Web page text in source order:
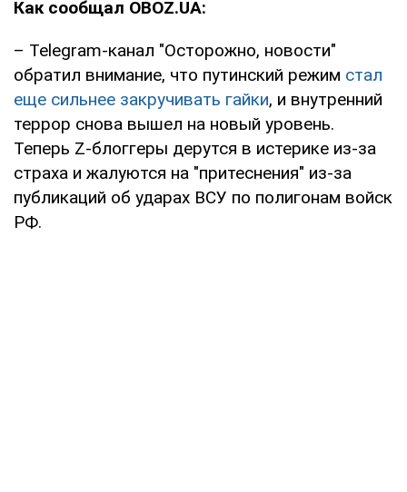
Как сообщал OBOZ.UA:
– Telegram-канал "Осторожно, новости"
обратил внимание, что путинский режим стал
еще сильнее закручивать гайки, и внутренний
террор снова вышел на новый уровень.
Теперь Z-блоггеры дерутся в истерике из-за
страха и жалуются на "притеснения" из-за
публикаций об ударах ВСУ по полигонам войск
РФ.